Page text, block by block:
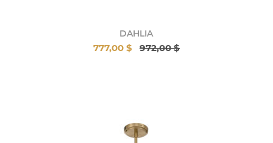
DAHLIA
777,00 $ 972,00 $